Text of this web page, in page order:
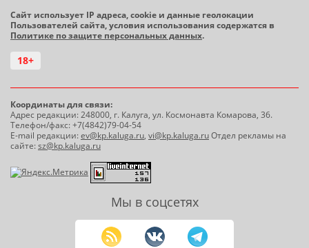
Сайт использует IP адреса, cookie и данные геолокации
Пользователей сайта, условия использования содержатся в
Политике по защите персональных данных.
18+
Координаты для связи:
Адрес редакции: 248000, г. Калуга, ул. Космонавта Комарова, 36.
Телефон/факс: +7(4842)79-04-54
E-mail редакции:ev@kp.kaluga.ru, vi@kp.kaluga.ruОтдел рекламы на
сайте:sz@kp.kaluga.ru
Мы в соцсетях